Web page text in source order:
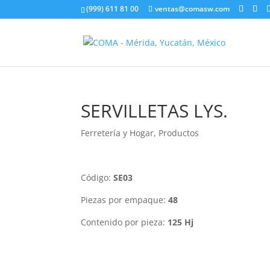
(999) 611 81 00 ventas@comasw.com
SERVILLETAS LYS.
Ferretería y Hogar, Productos
Código:SE03
Piezas por empaque:48
Contenido por pieza: 125 Hj